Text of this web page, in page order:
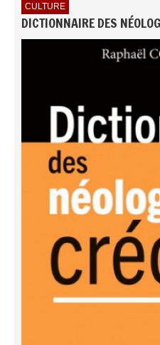
CULTURE
DICTIONNAIRE DES